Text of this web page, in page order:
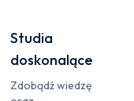
Studia
doskonalące
Zdobądź wiedzę